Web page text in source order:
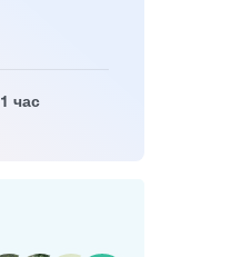
1 час